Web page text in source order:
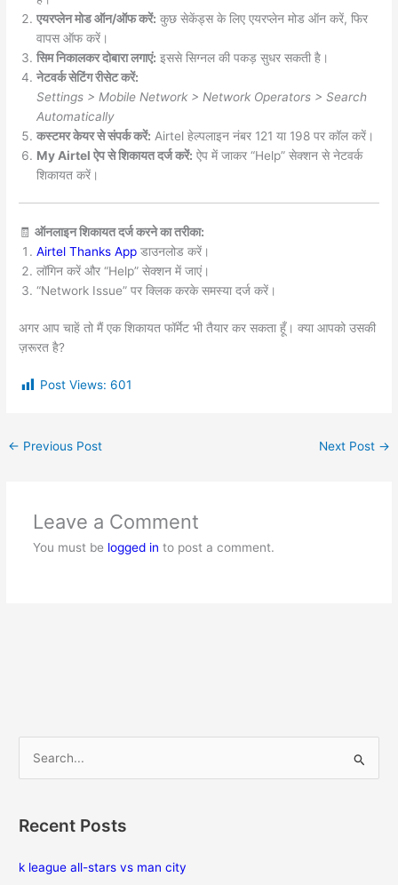
एयरप्लेन मोड ऑन/ऑफ करें: कुछ सेकेंड्स के लिए एयरप्लेन मोड ऑन करें, फिर
वापस ऑफ करें।
सिम निकालकर दोबारा लगाएं: इससे सिग्नल की पकड़ सुधर सकती है।
नेटवर्क सेटिंग रीसेट करें:
Settings > Mobile Network > Network Operators > Search
Automatically
कस्टमर केयर से संपर्क करें: Airtel हेल्पलाइन नंबर 121 या 198 पर कॉल करें।
My Airtel ऐप से शिकायत दर्ज करें: ऐप में जाकर “Help” सेक्शन से नेटवर्क
शिकायत करें।
🧾ऑनलाइन शिकायत दर्ज करने का तरीका:
Airtel Thanks App डाउनलोड करें।
लॉगिन करें और “Help” सेक्शन में जाएं।
“Network Issue” पर क्लिक करके समस्या दर्ज करें।
अगर आप चाहें तो मैं एक शिकायत फॉर्मेट भी तैयार कर सकता हूँ। क्या आपको उसकी
ज़रूरत है?
Post Views: 601
← Previous Post Next Post →
Leave a Comment
You must be logged in to post a comment.
rRecent Posts
k league all-stars vs man city